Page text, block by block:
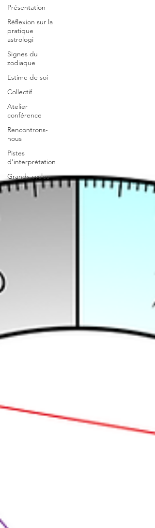
Présentation
Réflexion sur la
pratique
astrologi
Signes du
zodiaque
Estime de soi
Collectif
Atelier
conférence
Rencontrons-
nous
Pistes
d'interprétation
Grands cycles